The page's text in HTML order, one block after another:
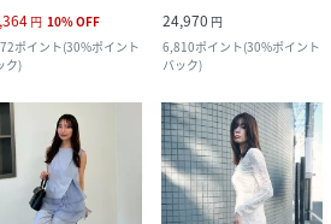
円 10%OFF
ポイント(30%ポイント
ク)
24,970 円
6,810ポイント(30%ポイント
バック)